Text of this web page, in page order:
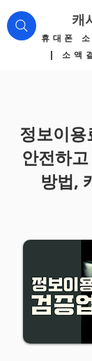
캐
휴대폰
| 소액
정보이
안전하
방법,